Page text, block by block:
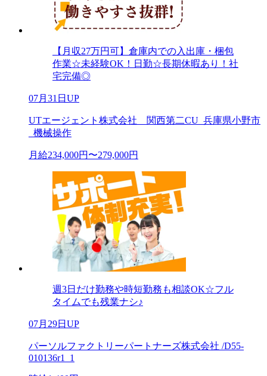
【月収27万円可】倉庫内での入出庫・梱包
作業☆未経験OK！日勤☆長期休暇あり！社
宅完備◎
07月31日UP
UTエージェント株式会社 関西第二CU_兵庫県小野市
_機械操作
月給234,000円〜279,000円
週3日だけ勤務や時短勤務も相談OK☆フル
タイムでも残業ナシ♪
07月29日UP
パーソルファクトリーパートナーズ株式会社 /D55-
010136r1_1